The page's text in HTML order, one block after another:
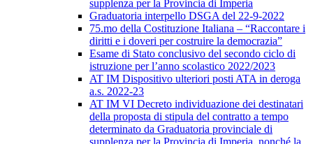
supplenza per la Provincia di Imperia
Graduatoria interpello DSGA del 22-9-2022
75.mo della Costituzione Italiana – “Raccontare i
diritti e i doveri per costruire la democrazia”
Esame di Stato conclusivo del secondo ciclo di
istruzione per l’anno scolastico 2022/2023
AT IM Dispositivo ulteriori posti ATA in deroga
a.s. 2022-23
AT IM VI Decreto individuazione dei destinatari
della proposta di stipula del contratto a tempo
determinato da Graduatoria provinciale di